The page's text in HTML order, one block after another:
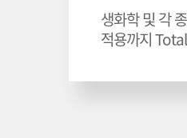
생화학 및 각
적용까지